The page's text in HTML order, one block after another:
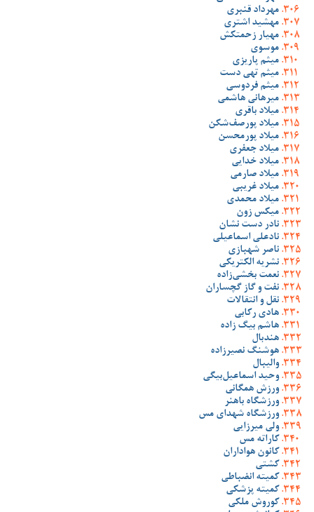
مهرداد قنبری
مهشید اشتری
مهیار زحمتکش
موسوی
میثم پاریزی
میثم تهی دست
میثم فردوسی
میرهانی هاشمی
میلاد باقری
میلاد پورصف‌شکن
میلاد پورمحسن
میلاد جعفری
میلاد خدایی
میلاد صارمی
میلاد غریبی
میلاد محمدی
میکس زون
نادر دست نشان
نادعلی اسماعیلی
ناصر شهبازی
نشریه الکتریکی
نعمت بخشی‌زاده
نفت و گاز گچساران
نقل و انتقالات
هادی رکابی
هاشم بیگ زاده
هندبال
هوشنگ نصیرزاده
والیبال
وحید اسماعیل‌بیگی
ورزش همگانی
ورزشگاه باهنر
ورزشگاه شهدای مس
ولی میرزایی
کاراته مس
کانون هواداران
کشتی
کمیته انضباطی
کمیته پزشکی
کوروش ملکی